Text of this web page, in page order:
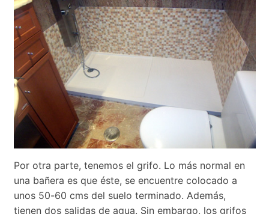
Por otra parte, tenemos el grifo. Lo más normal en
una bañera es que éste, se encuentre colocado a
unos 50-60 cms del suelo terminado. Además,
tienen dos salidas de agua. Sin embargo, los grifos